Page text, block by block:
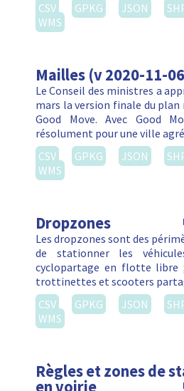
CSV
GPKG JSON
WMS
Mailles (v 2020-11-
Le Conseil des ministres a
mars la version finale du
Good Move. Avec Good
résolument pour une ville
CSV
GPKG JSON
WMS
Dropzones
Les dropzones sont des
de stationner les
cyclopartage en flotte libre
trottinettes et scooters
CSV
GPKG JSON
WMS
Règles et zones de
en voirie